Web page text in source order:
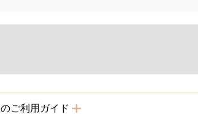
ご利用ガイド